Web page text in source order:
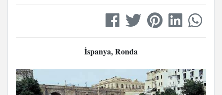
İspanya, Ronda